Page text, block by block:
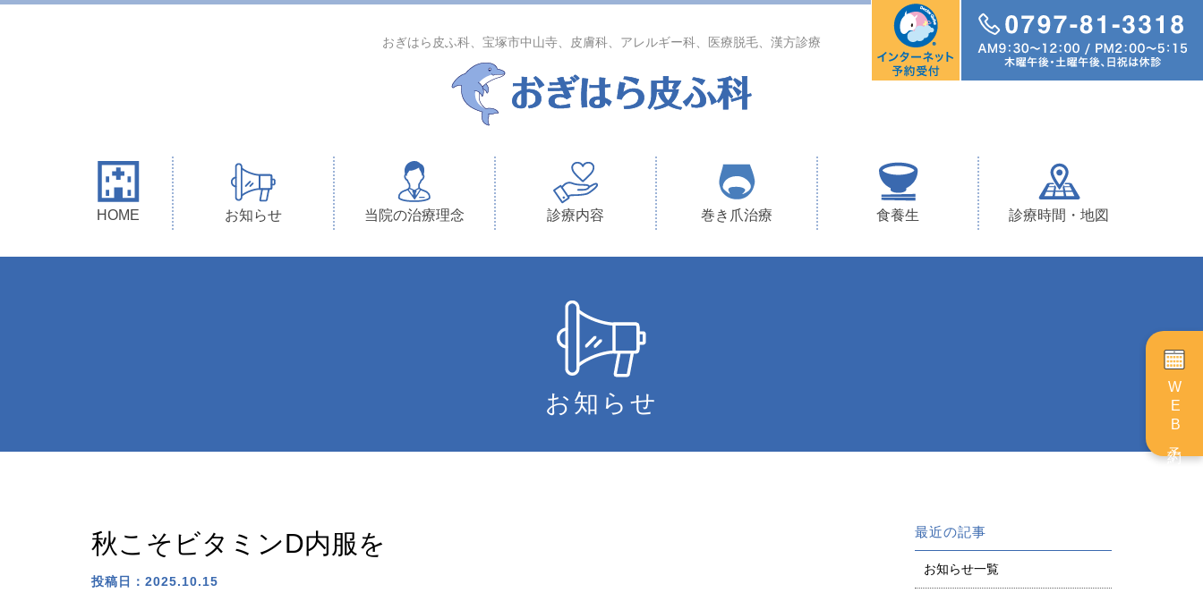
おぎはら皮ふ科、宝塚市中山寺、皮膚科、アレルギー科、医療脱毛、漢方診療
HOME お知らせ 当院の治療理念 診療内容 巻き爪治療 食養生 診療時間・地図
WEB予約
お知らせ
秋こそビタミンD内服を
投稿日：2025.10.15
最近の記事
お知らせ一覧